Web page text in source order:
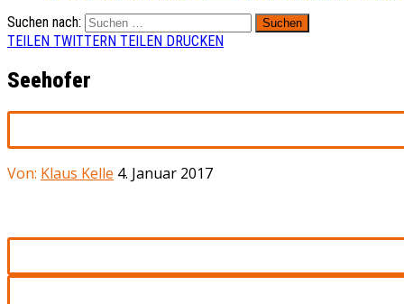
Suchen nach:
TEILEN TWITTERN TEILEN DRUCKEN
Seehofer
Von: Klaus Kelle 4. Januar 2017